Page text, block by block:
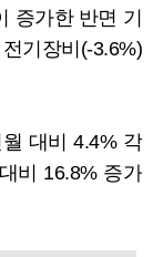
증가한 반면 기
기장비(-3.6%)
대비 4.4% 각
비 16.8% 증가